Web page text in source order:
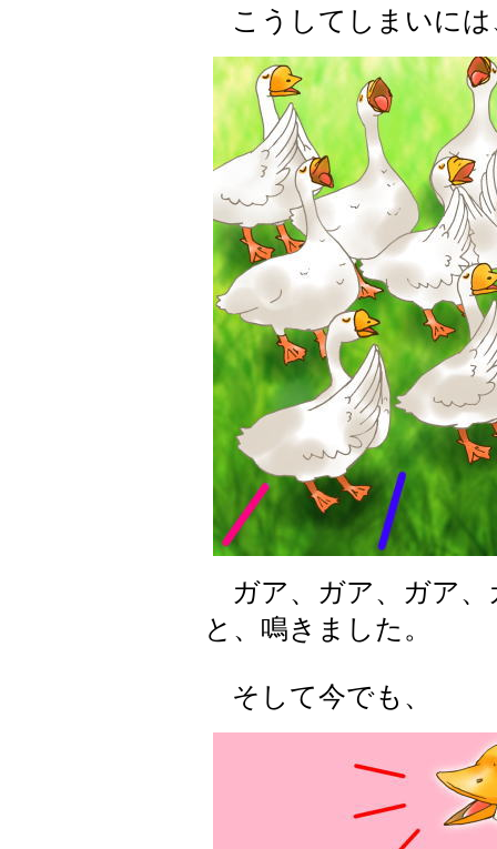
こうしてしまいには
ガア、ガア、ガア、
と、鳴きました。
そして今でも、